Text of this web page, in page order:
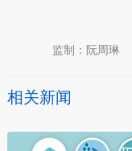
监制：阮周琳
相关新闻